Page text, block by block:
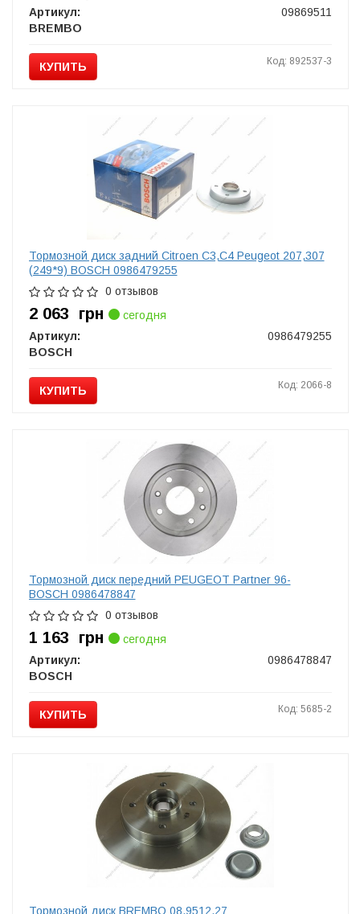
Артикул:
09869511
BREMBO
КУПИТЬ Код: 892537-3
Тормозной диск задний Citroen C3,C4 Peugeot 207,307
(249*9) BOSCH 0986479255
0 отзывов
2 063 грн
сегодня
Артикул:
0986479255
BOSCH
КУПИТЬ Код: 2066-8
Тормозной диск передний PEUGEOT Partner 96-
BOSCH 0986478847
0 отзывов
1 163 грн
сегодня
Артикул:
0986478847
BOSCH
КУПИТЬ Код: 5685-2
Тормозной диск BREMBO 08.9512.27